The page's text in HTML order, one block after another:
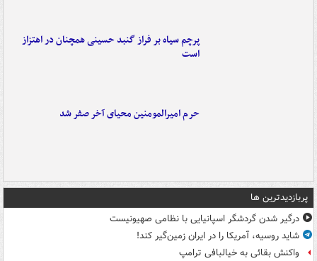
پرچم سیاه بر فراز گنبد حسینی همچنان در اهتزاز
است
حرم امیرالمومنین محیای آخر صفر شد
پربازدیدترین ها
درگیر شدن گردشگر اسپانیایی با نظامی صهیونیست
شاید روسیه، آمریکا را در ایران زمین‌گیر کند!
واکنش بقائی به خیالبافی ترامپ